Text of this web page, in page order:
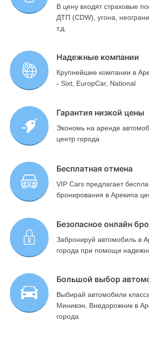
В цену входят страховые
ДТП (CDW), угона,
т.д.
Надежные компании
Крупнейшие компании в
- Sixt, EuropCar, National
Гарантия низкой цены
Экономь на аренде
центр города
Бесплатная отмена
VIP Cars предлагает
бронирования в Арекипа
Безопасное онлайн
Забронируй автомобиль в
города при помощи
Большой выбор
Выбирай автомобили
Минивэн, Внедорожник в
города